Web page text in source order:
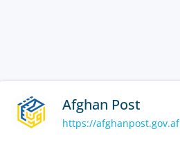
Afghan Post
https://afghanpost.gov.af